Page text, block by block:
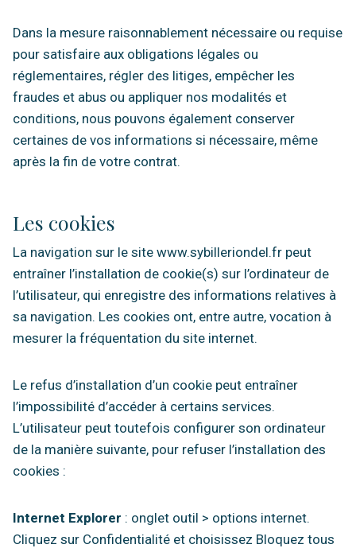
Dans la mesure raisonnablement nécessaire ou requise
pour satisfaire aux obligations légales ou
réglementaires, régler des litiges, empêcher les
fraudes et abus ou appliquer nos modalités et
conditions, nous pouvons également conserver
certaines de vos informations si nécessaire, même
après la fin de votre contrat.
Les cookies
La navigation sur le site www.sybilleriondel.fr peut
entraîner l’installation de cookie(s) sur l’ordinateur de
l’utilisateur, qui enregistre des informations relatives à
sa navigation. Les cookies ont, entre autre, vocation à
mesurer la fréquentation du site internet.
Le refus d’installation d’un cookie peut entraîner
l’impossibilité d’accéder à certains services.
L’utilisateur peut toutefois configurer son ordinateur
de la manière suivante, pour refuser l’installation des
cookies :
Internet Explorer : onglet outil > options internet.
Cliquez sur Confidentialité et choisissez Bloquez tous